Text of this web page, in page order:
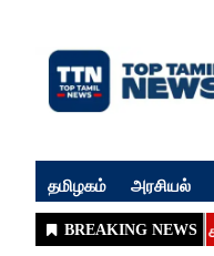
தமிழகம் அரசியல்